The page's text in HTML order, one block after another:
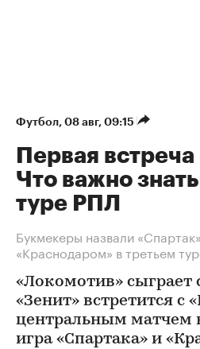
Футбол⁠, 08 авг, 09:15
Первая
Что важно
туре РПЛ
Букмекеры назвали
«Краснодаром» в третьем
«Локомотив» сыграет
«Зенит» встретится с
центральным матчем
игра «Спартака» и